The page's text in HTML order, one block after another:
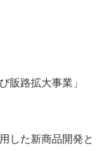
販路拡大事業」
した新商品開発と